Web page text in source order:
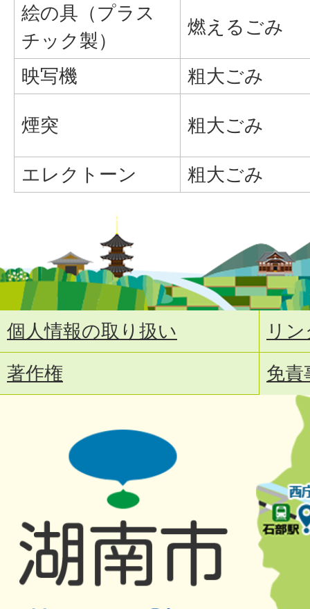
絵の具（プラス
チック製）
燃えるごみ
映写機 粗大ごみ
煙突 粗大ごみ
エレクトーン 粗大ごみ
個人情報の取り扱い
リ
著作権
免責